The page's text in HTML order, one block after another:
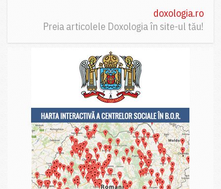
doxologia.ro
Preia articolele Doxologia în site-ul tău!